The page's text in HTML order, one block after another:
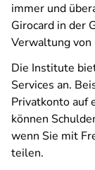
immer und
Girocard in der
Verwaltung von
Die Institute
Services an.
Privatkonto auf
können
wenn Sie mit
teilen.